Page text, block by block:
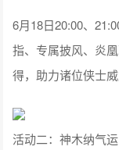
6月18日20:00、
指、专属披风、炎
得，助力诸位侠士威
活动二：神木纳气